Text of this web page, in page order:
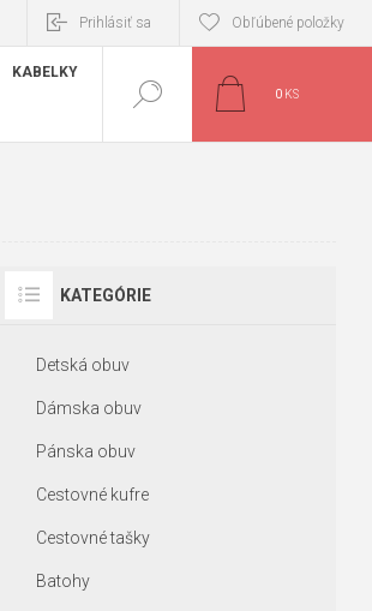
Prihlásiť sa Obľúbené položky
KABELKY
0 KS
KATEGÓRIE
Detská obuv
Dámska obuv
Pánska obuv
Cestovné kufre
Cestovné tašky
Batohy